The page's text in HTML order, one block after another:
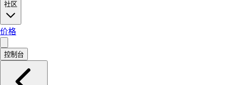
社区
价格
控制台